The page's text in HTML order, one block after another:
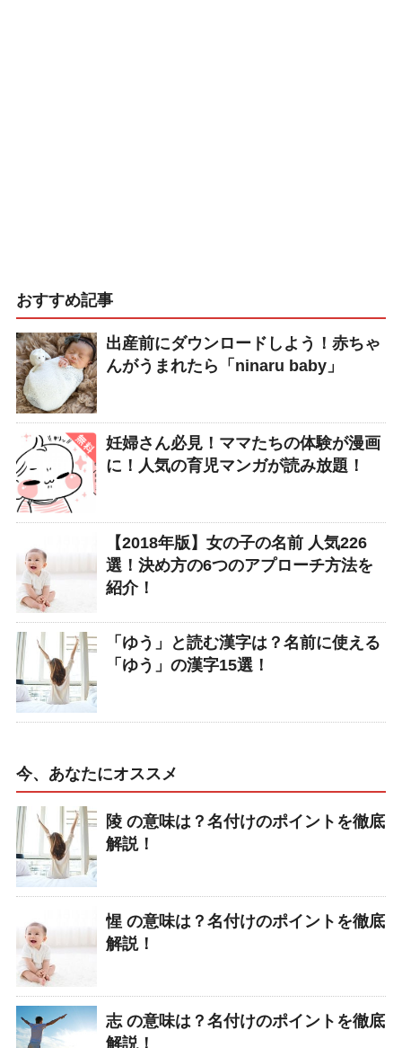
おすすめ記事
出産前にダウンロードしよう！赤ちゃ
んがうまれたら「ninaru baby」
妊婦さん必見！ママたちの体験が漫画
に！人気の育児マンガが読み放題！
【2018年版】女の子の名前 人気226
選！決め方の6つのアプローチ方法を
紹介！
「ゆう」と読む漢字は？名前に使える
「ゆう」の漢字15選！
今、あなたにオススメ
陵 の意味は？名付けのポイントを徹底
解説！
惺 の意味は？名付けのポイントを徹底
解説！
志 の意味は？名付けのポイントを徹底
解説！